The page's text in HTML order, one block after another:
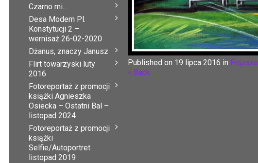
Published on 19 lipca 2016 in Pejzaże
« Back
Czarno mi…
Desa Modern Pl.
Konstytucji 2 –
wernisaż 26-02-2020
Dżanus, znaczy Janusz
Flirt towarzyski luty
2016
Fotoreportaż z promocji
książki Agnieszka
Osiecka – Ostatni Bal –
listopad 2024
Fotoreportaż z promocji
książki
Selfie/Autoportret
listopad 2019